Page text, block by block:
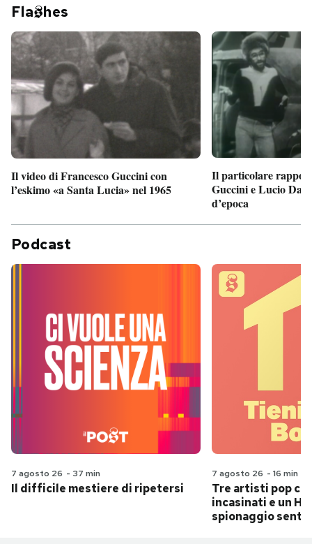
Fla hes
Il video di Francesco Guccini con
l’eskimo «a Santa Lucia» nel 1965
Il particolare
Guccini e Lucio
d’epoca
Podcast
7 agosto 26 - 37 min
Il difficile mestiere di ripetersi
7 agosto 26 - 16 min
Tre artisti pop
incasinati e un
spionaggio